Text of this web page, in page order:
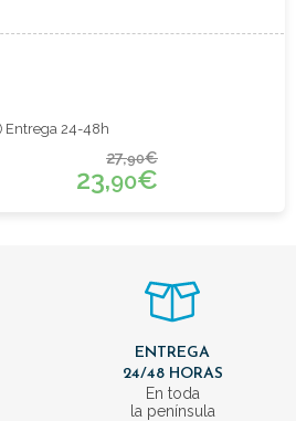
Entrega 24-48h
27,90€
23,90€
ENTREGA
24/48 HORAS
En toda
la península